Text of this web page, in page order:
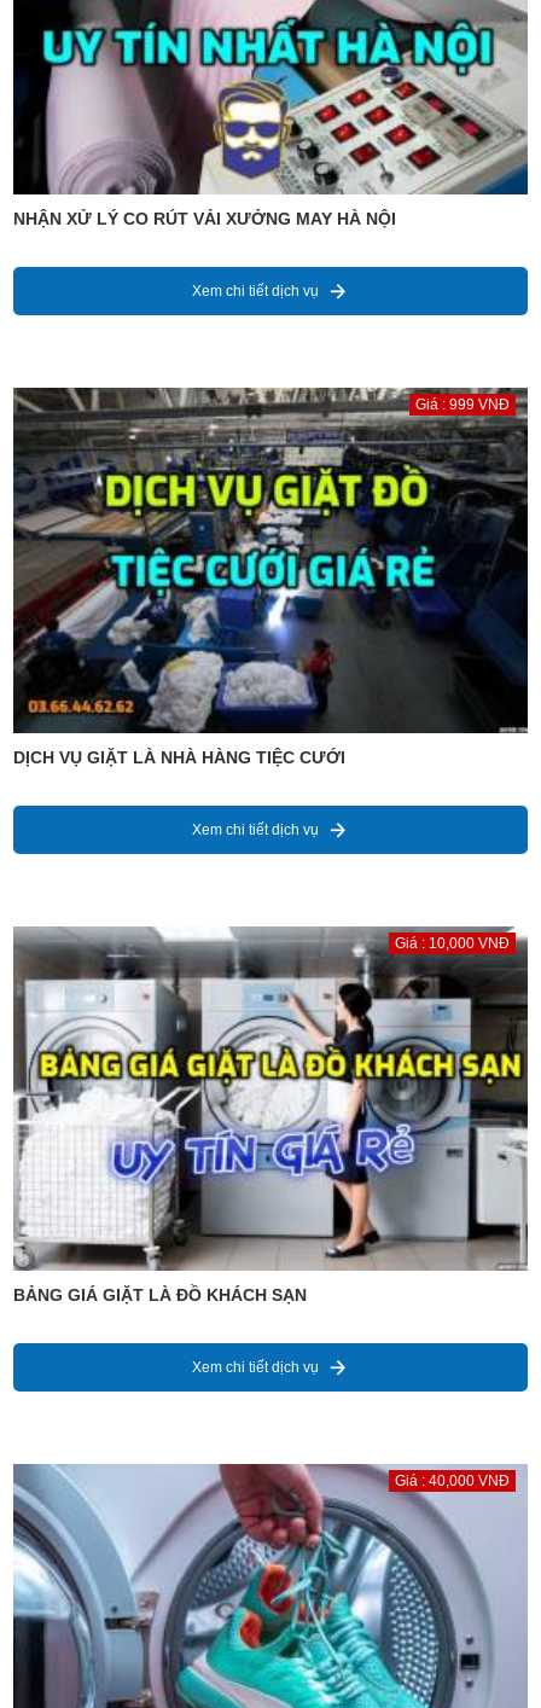
NHẬN XỬ LÝ CO RÚT VẢI XƯỞNG MAY HÀ NỘI
Xem chi tiết dịch vụ
Giá : 999 VNĐ
DỊCH VỤ GIẶT LÀ NHÀ HÀNG TIỆC CƯỚI
Xem chi tiết dịch vụ
Giá : 10,000 VNĐ
BẢNG GIÁ GIẶT LÀ ĐỒ KHÁCH SẠN
Xem chi tiết dịch vụ
Giá : 40,000 VNĐ